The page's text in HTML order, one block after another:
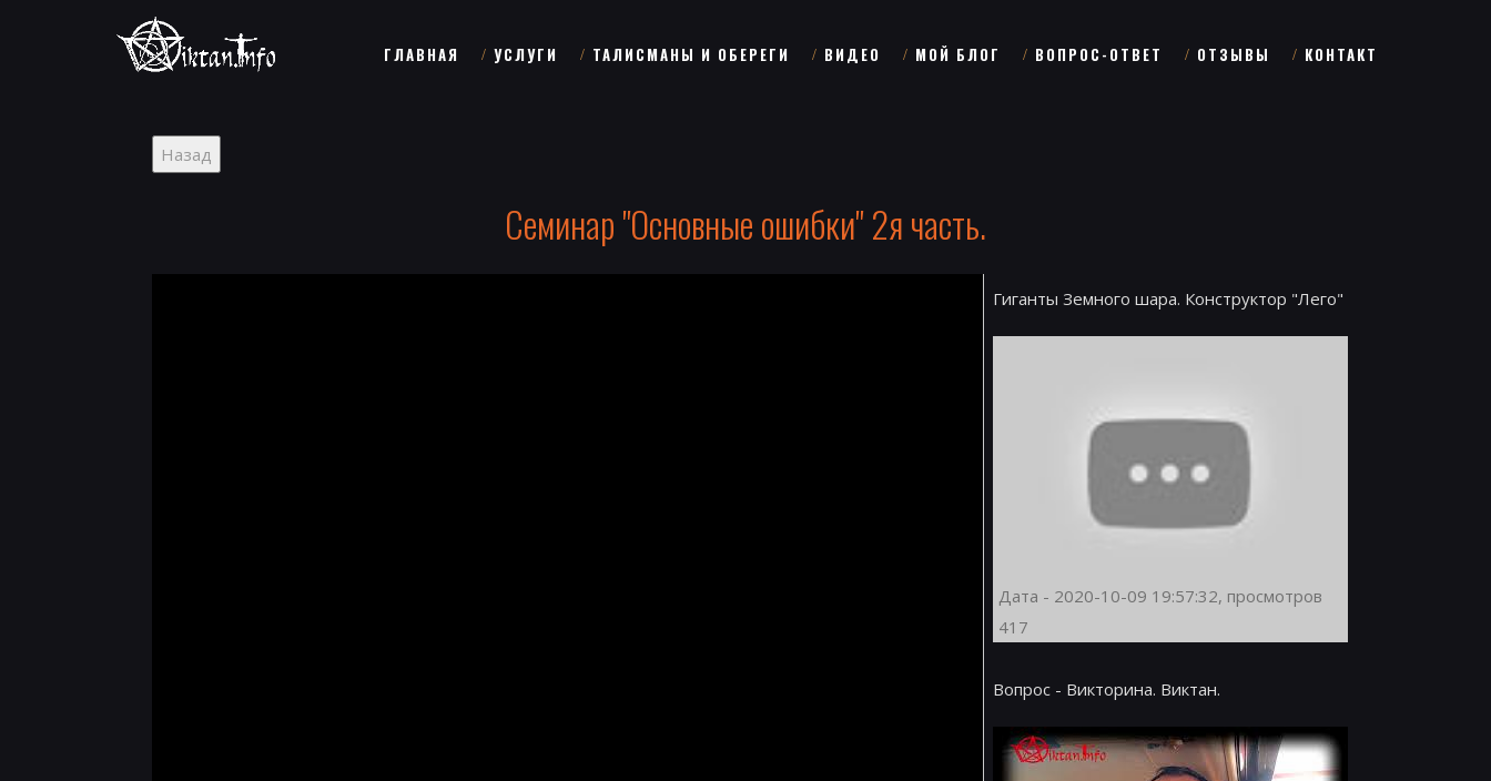
ГЛАВНАЯ УСЛУГИ ТАЛИСМАНЫ И ОБЕРЕГИ ВИДЕО МОЙ БЛОГ ВОПРОС-ОТВЕТ ОТЗЫВЫ КОНТАКТ
Семинар "Основные ошибки" 2я часть.
Гиганты Земного шара. Конструктор "Лего"
Дата - 2020-10-09 19:57:32, просмотров
417
Вопрос - Викторина. Виктан.